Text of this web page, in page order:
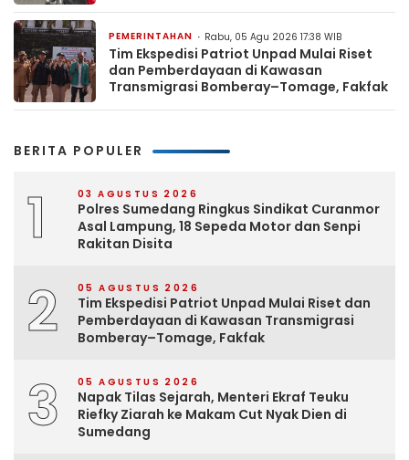
PEMERINTAHAN Rabu, 05 Agu 2026 17:38 WIB
Tim Ekspedisi Patriot Unpad Mulai Riset
dan Pemberdayaan di Kawasan
Transmigrasi Bomberay–Tomage, Fakfak
BERITA POPULER
1 03 AGUSTUS 2026
Polres Sumedang Ringkus Sindikat Curanmor
Asal Lampung, 18 Sepeda Motor dan Senpi
Rakitan Disita
2 05 AGUSTUS 2026
Tim Ekspedisi Patriot Unpad Mulai Riset dan
Pemberdayaan di Kawasan Transmigrasi
Bomberay–Tomage, Fakfak
3 05 AGUSTUS 2026
Napak Tilas Sejarah, Menteri Ekraf Teuku
Riefky Ziarah ke Makam Cut Nyak Dien di
Sumedang